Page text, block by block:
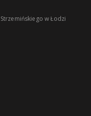
w Łodzi